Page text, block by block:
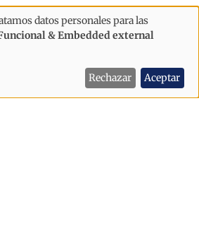
datos personales para las
& Embedded external
Rechazar Aceptar